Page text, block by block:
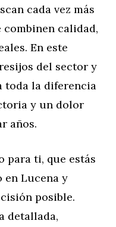
cada vez más
calidad,
En este
del sector y
toda la diferencia
y un dolor
años.
para ti, que estás
en Lucena y
posible.
detallada,